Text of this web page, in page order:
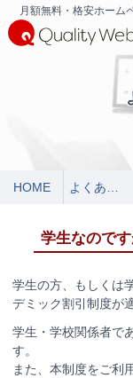
月額無料・格安ホーム
HOME
学生なので
学生の方、もしくは
デミック割引制度が
学生・学校関係者で
す。
また、本制度をご利